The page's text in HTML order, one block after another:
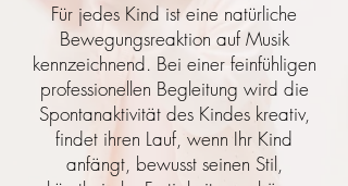
Für jedes Kind ist eine natürliche
Bewegungsreaktion auf Musik
kennzeichnend. Bei einer feinfühligen
professionellen Begleitung wird die
Spontanaktivität des Kindes kreativ,
findet ihren Lauf, wenn Ihr Kind
anfängt, bewusst seinen Stil,